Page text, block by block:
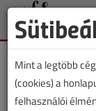
Mint a legtöbb
(cookies) a
felhasználói